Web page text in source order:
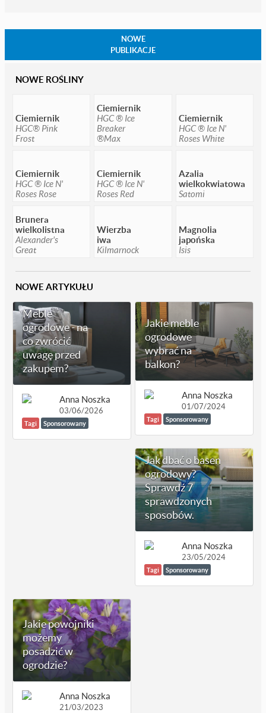
NOWE
PUBLIKACJE
NOWE ROŚLINY
Ciemiernik
HGC® Pink
Frost
Ciemiernik
HGC ® Ice
Breaker
®Max
Ciemiernik
HGC ® Ice N'
Roses White
Ciemiernik
HGC ® Ice N'
Roses Rose
Ciemiernik
HGC ® Ice N'
Roses Red
Azalia
wielkokwiatowa
Satomi
Brunera
wielkolistna
Alexander's
Great
Wierzba
iwa
Kilmarnock
Magnolia
japońska
Isis
NOWE ARTYKUŁU
Meble
ogrodowe - na
co zwrócić
uwagę przed
zakupem?
Anna Noszka
03/06/2026
Tagi Sponsorowany
Jakie meble
ogrodowe
wybrać na
balkon?
Anna Noszka
01/07/2024
Tagi Sponsorowany
Jak dbać o basen
ogrodowy?
Sprawdź 7
sprawdzonych
sposobów.
Anna Noszka
23/05/2024
Tagi Sponsorowany
Jakie powojniki
możemy
posadzić w
ogrodzie?
Anna Noszka
21/03/2023